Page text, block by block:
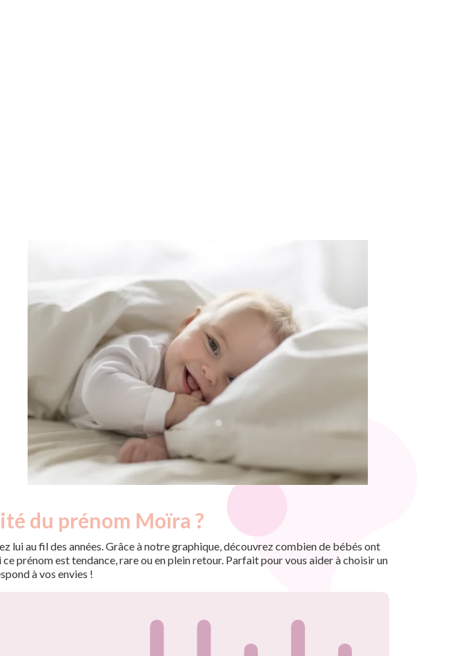
du prénom Moïra ?
lui au fil des années. Grâce à notre graphique, découvrez combien de bébés ont
prénom est tendance, rare ou en plein retour. Parfait pour vous aider à choisir un
à vos envies !